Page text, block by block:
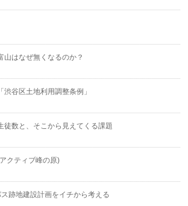
山はなぜ無くなるのか？
渋谷区土地利用調整条例」
徒数と、そこから見えてくる課題
クティブ峰の原)
跡地建設計画をイチから考える